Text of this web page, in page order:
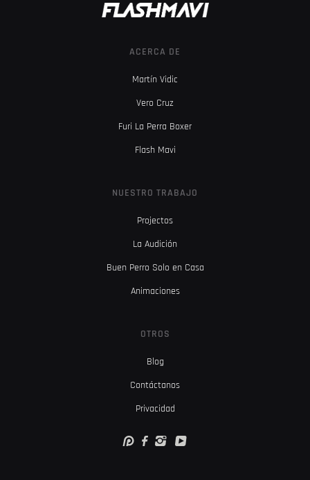
ACERCA DE
Martín Vidic
Vero Cruz
Furi La Perra Boxer
Flash Mavi
NUESTRO TRABAJO
Projectos
La Audición
Buen Perro Solo en Casa
Animaciones
OTROS
Blog
Contáctanos
Privacidad